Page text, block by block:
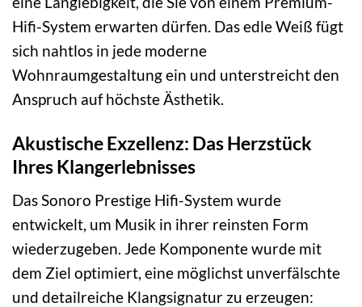
Hifi-System erwarten dürfen. Das edle Weiß fügt
sich nahtlos in jede moderne
Wohnraumgestaltung ein und unterstreicht den
Anspruch auf höchste Ästhetik.
Akustische Exzellenz: Das Herzstück
Ihres Klangerlebnisses
Das Sonoro Prestige Hifi-System wurde
entwickelt, um Musik in ihrer reinsten Form
wiederzugeben. Jede Komponente wurde mit
dem Ziel optimiert, eine möglichst unverfälschte
und detailreiche Klangsignatur zu erzeugen: